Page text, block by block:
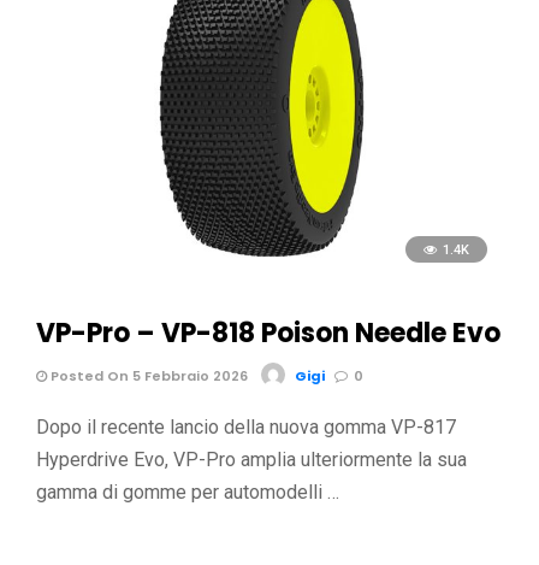
1.4K
VP-Pro – VP-818 Poison Needle Evo
Posted On 5 Febbraio 2026 Gigi 0
Dopo il recente lancio della nuova gomma VP-817
Hyperdrive Evo, VP-Pro amplia ulteriormente la sua
gamma di gomme per automodelli …